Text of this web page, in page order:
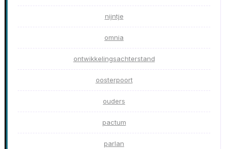
nijntje
omnia
ontwikkelingsachterstand
oosterpoort
ouders
pactum
parlan